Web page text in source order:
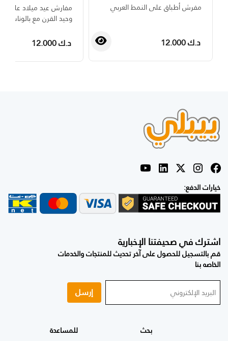
مفرش أطباق على النمط العربي
د.ك 12.000
مفارش عيد ميلاد على
وحيد القرن مع بالونات
د.ك 12.000
خيارات الدفع:
اشترك في صحيفتنا الإخبارية
قم بالتسجيل للحصول على آخر تحديث للمنتجات والخدمات
الخاصه بنا
إرسل
بحث
للمساعدة